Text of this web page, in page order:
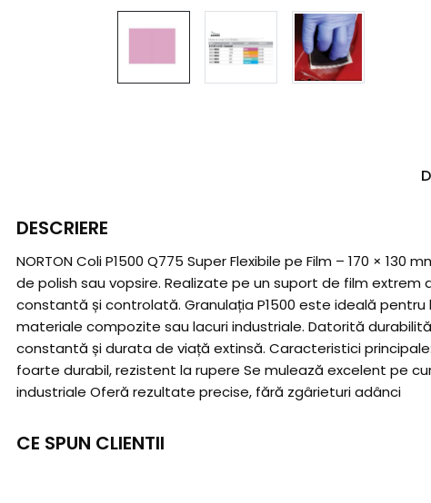
DESCRIERE
NORTON Coli P1500 Q775 Super Flexibile pe Film – 170 ×
de polish sau vopsire. Realizate pe un suport de film
constantă și controlată. Granulația P1500 este ideală
materiale compozite sau lacuri industriale. Datorită
constantă și durata de viață extinsă. Caracteristici
foarte durabil, rezistent la rupere Se mulează excelent pe
industriale Oferă rezultate precise, fără zgârieturi adânci
CE SPUN CLIENTII